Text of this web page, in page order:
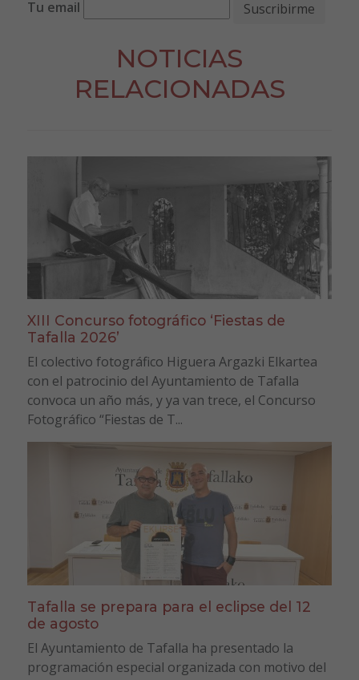
Tu email
NOTICIAS
RELACIONADAS
XIII Concurso fotográfico ‘Fiestas de
Tafalla 2026’
El colectivo fotográfico Higuera Argazki Elkartea
con el patrocinio del Ayuntamiento de Tafalla
convoca un año más, y ya van trece, el Concurso
Fotográfico “Fiestas de T...
Tafalla se prepara para el eclipse del 12
de agosto
El Ayuntamiento de Tafalla ha presentado la
programación especial organizada con motivo del